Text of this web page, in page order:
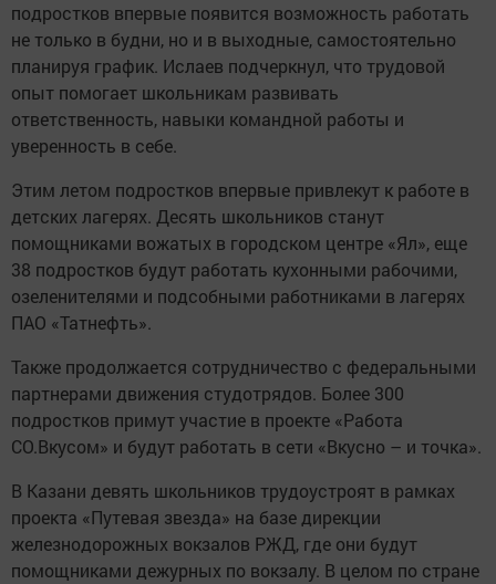
подростков впервые появится возможность работать
не только в будни, но и в выходные, самостоятельно
планируя график. Ислаев подчеркнул, что трудовой
опыт помогает школьникам развивать
ответственность, навыки командной работы и
уверенность в себе.
Этим летом подростков впервые привлекут к работе в
детских лагерях. Десять школьников станут
помощниками вожатых в городском центре «Ял», еще
38 подростков будут работать кухонными рабочими,
озеленителями и подсобными работниками в лагерях
ПАО «Татнефть».
Также продолжается сотрудничество с федеральными
партнерами движения студотрядов. Более 300
подростков примут участие в проекте «Работа
СО.Вкусом» и будут работать в сети «Вкусно – и точка».
В Казани девять школьников трудоустроят в рамках
проекта «Путевая звезда» на базе дирекции
железнодорожных вокзалов РЖД, где они будут
помощниками дежурных по вокзалу. В целом по стране